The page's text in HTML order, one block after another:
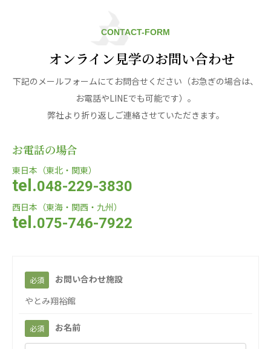
社会福祉法人 心の会
株式会社 サンガジャパン
株式会社日本遮蔽技研
サンガ共同組合
一般社団法人 日本高齢者福祉協会
日本高齢者福祉協会
株式会社 爽やかな風沖縄
爽やかな風沖縄
株式会社 爽やかな風九州
爽やかな風九州
せきれい
CONTACT-FORM
オンライン見学のお問い合わせ
下記のメールフォームにてお問合せください（お急ぎの場合は、
お電話やLINEでも可能です）。
弊社より折り返しご連絡させていただきます。
お電話の場合
東日本（東北・関東）
tel.048-229-3830
西日本（東海・関西・九州）
tel.075-746-7922
必須
お問い合わせ施設
やとみ翔裕館
必須 お名前